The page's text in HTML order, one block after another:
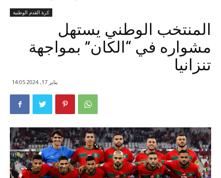
كرة القدم الوطنية
المنتخب الوطني يستهل
مشواره في “الكان” بمواجهة
تنزانيا
يناير 17, 2024 14:05